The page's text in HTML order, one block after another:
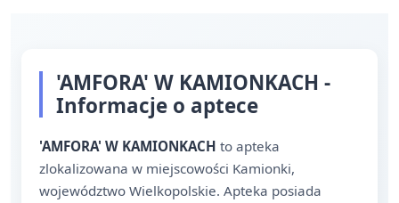
'AMFORA' W KAMIONKACH -
Informacje o aptece
'AMFORA' W KAMIONKACH to apteka
zlokalizowana w miejscowości Kamionki,
województwo Wielkopolskie. Apteka posiada